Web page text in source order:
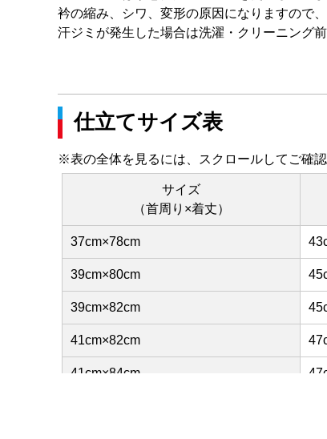
衿の縮み、シワ、変形の原因になりますので
汗ジミが発生した場合は洗濯・クリーニング
仕立てサイズ表
※表の全体を見るには、スクロールしてご確認
サイズ
（首周り×着丈）
37cm×78cm
39cm×80cm
39cm×82cm
41cm×82cm
41cm×84cm